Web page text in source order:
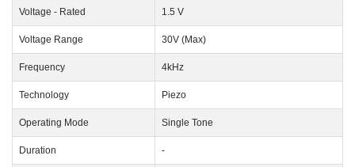
Voltage - Rated 1.5 V
Voltage Range 30V (Max)
Frequency 4kHz
Technology Piezo
Operating Mode Single Tone
Duration -